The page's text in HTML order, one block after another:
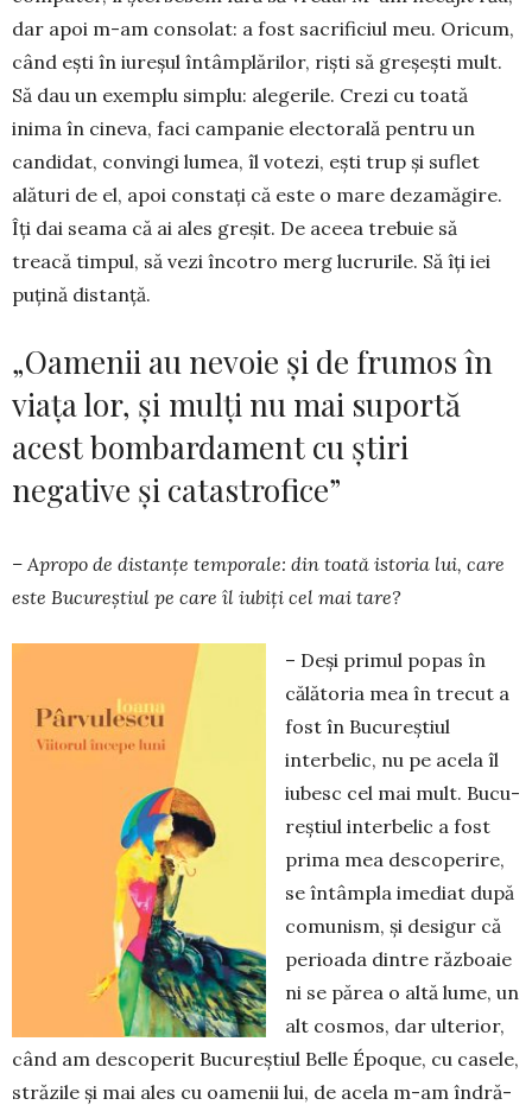
dar apoi m-am consolat: a fost sacrificiul meu. Oricum,
când ești în iureșul întâmplărilor, riști să greșești mult.
Să dau un exemplu simplu: alegerile. Crezi cu toată
inima în cineva, faci campanie electorală pentru un
can­didat, convingi lumea, îl votezi, ești trup și suflet
alături de el, apoi constați că este o mare dezamă­gire.
Îți dai seama că ai ales greșit. De aceea trebuie să
treacă timpul, să vezi încotro merg lucrurile. Să îți iei
puțină distanță.
„Oamenii au nevoie și de frumos în
viața lor, și mulți nu mai suportă
acest bombardament cu știri
negative și catastrofice”
– Apropo de distanțe temporale: din toată istoria lui, care
este Bucu­reștiul pe care îl iubiți cel mai tare?
– Deși primul popas în
călătoria mea în trecut a
fost în Bucureștiul
interbelic, nu pe acela îl
iubesc cel mai mult. Bucu­
reștiul interbelic a fost
prima mea des­co­perire,
se întâmpla imediat după
co­munism, și desigur că
perioada dintre războaie
ni se părea o altă lume, un
alt cos­mos, dar ulterior,
când am desco­pe­rit Bucureștiul Belle Époque, cu casele,
străzile și mai ales cu oamenii lui, de acela m-am îndră­